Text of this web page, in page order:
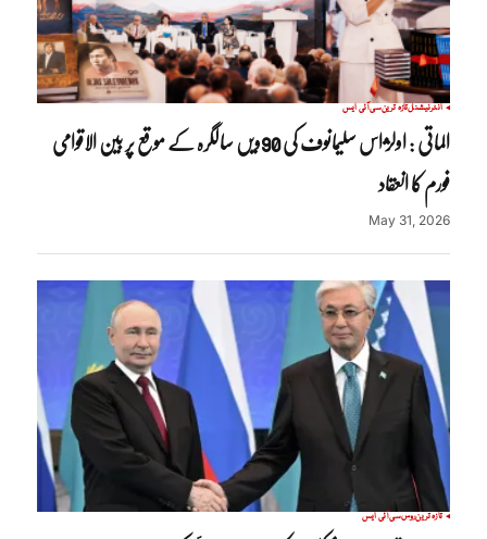
انٹرنیشنلتازہ ترینسی آئی ایس
الماتی : اولژاس سلیمانوف کی 90ویں سالگرہ کے موقع پر بین الاقوامی
فورم کا انعقاد
May 31, 2026
تازہ ترینروسسی آئی ایس